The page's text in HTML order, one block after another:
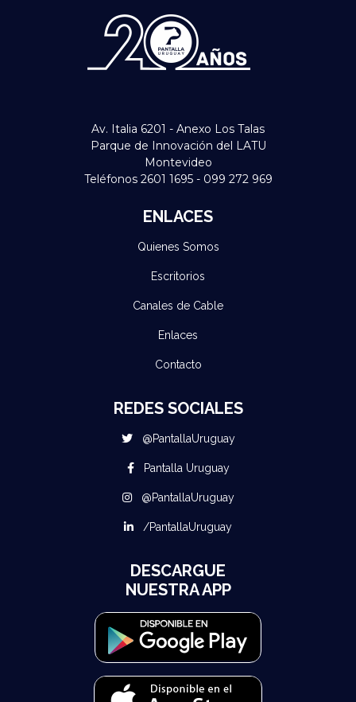
Av. Italia 6201 - Anexo Los Talas
Parque de Innovación del LATU
Montevideo
Teléfonos 2601 1695 - 099 272 969
ENLACES
Quienes Somos
Escritorios
Canales de Cable
Enlaces
Contacto
REDES SOCIALES
@PantallaUruguay
Pantalla Uruguay
@PantallaUruguay
/PantallaUruguay
DESCARGUE
NUESTRA APP